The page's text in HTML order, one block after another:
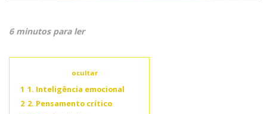
6 minutos para ler
ocultar
1 1. Inteligência emocional
2 2. Pensamento crítico